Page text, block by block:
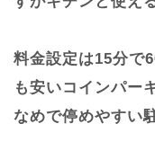
料金設定は15分で
も安いコインパー
なめで停めやすい